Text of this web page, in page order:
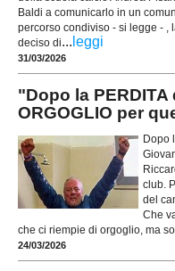
Baldi a comunicarlo in un
percorso condiviso - si legge - ,
deciso di... leggi
31/03/2026
"Dopo la PERDITA
ORGOGLIO per
Dopo
club.
del
Che
che ci riempie di orgoglio, ma
24/03/2026